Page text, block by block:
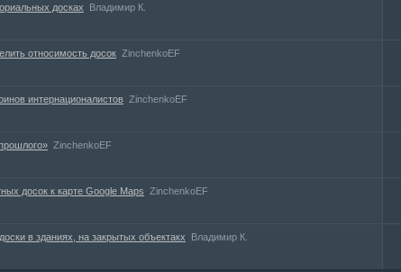
досках
Владимир К.
относимость досок ZinchenkoEF
интернационалистов ZinchenkoEF
ZinchenkoEF
досок к карте Google Maps
ZinchenkoEF
в зданиях, на закрытых объектакх
Владимир К.